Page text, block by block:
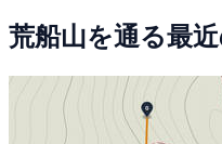
荒船山を通る最